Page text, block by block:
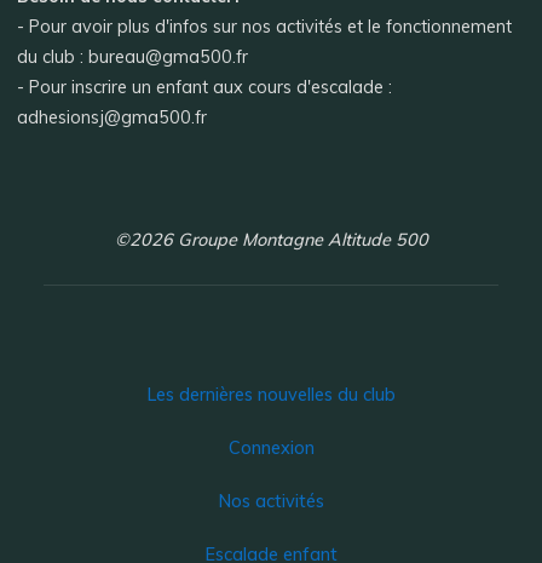
- Pour avoir plus d'infos sur nos activités et le fonctionnement
du club : bureau@gma500.fr
- Pour inscrire un enfant aux cours d'escalade :
adhesionsj@gma500.fr
©2026 Groupe Montagne Altitude 500
Les dernières nouvelles du club
Connexion
Nos activités
Escalade enfant